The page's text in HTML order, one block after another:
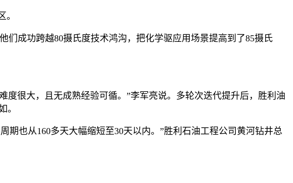
成功跨越80摄氏度技术鸿沟，把化学驱应用场景提高到了85摄氏
度很大，且无成熟经验可循。”李军亮说。多轮次迭代提升后，胜利油
。
期也从160多天大幅缩短至30天以内。”胜利石油工程公司黄河钻井总